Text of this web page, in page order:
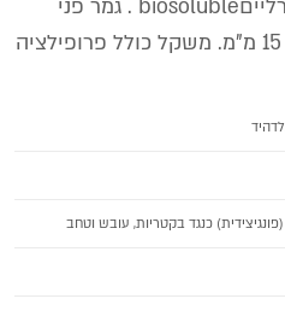
חומר האריח הוא סיבים מינרלייםbiosoluble . גמר פני
האריח צבועים. עובי האריח 15 מ"מ. משקל כולל פרופילציה